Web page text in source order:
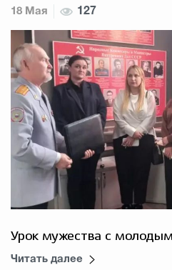
18 Мая 127
Урок мужества с
Читать далее